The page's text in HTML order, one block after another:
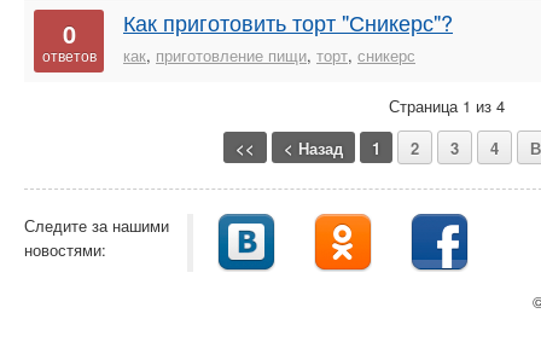
0
ответов
Как приготовить торт "Сникерс"?
как, приготовление пищи, торт, сникерс
Страница 1 из 4
<<
< Назад 1 2 3 4
Следите за нашими
новостями: